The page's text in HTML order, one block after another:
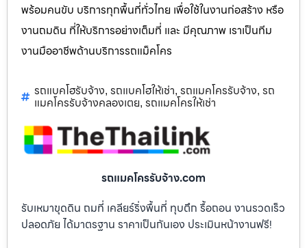
พร้อมคนขับ บริการทุกพื้นที่ทั่วไทย เพื่อใช้ในงานก่อสร้าง หรือ
งานถมดิน ที่ให้บริการอย่างเต็มที่ และ มีคุณภาพ เราเป็นทีม
งานมืออาชีพด้านบริการรถแม็คโคร
รถแบคโฮรับจ้าง, รถแบคโฮให้เช่า, รถแมคโครรับจ้าง, รถ
แมคโครรับจ้างคลองเตย, รถแมคโครให้เช่า
รถแมคโครรับจ้าง.com
รับเหมาขุดดิน ถมที่ เคลียร์ริ่งพื้นที่ ทุบตึก รื้อถอน งานรวดเร็ว
ปลอดภัย ได้มาตรฐาน ราคาเป็นกันเอง ประเมินหน้างานฟรี!